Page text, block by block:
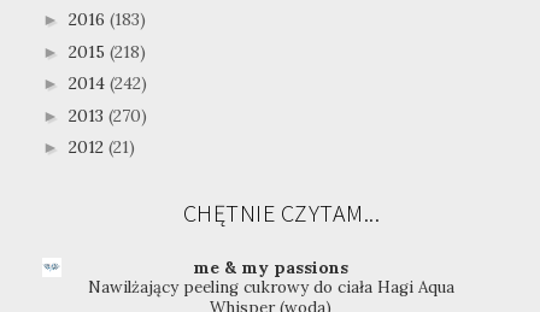
► 2016 (183)
► 2015 (218)
► 2014 (242)
► 2013 (270)
► 2012 (21)
CHĘTNIE CZYTAM...
me & my passions
Nawilżający peeling cukrowy do ciała Hagi Aqua
Whisper (woda)